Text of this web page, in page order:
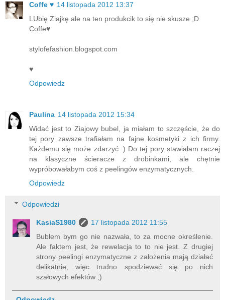
Coffe ♥ 14 listopada 2012 13:37
LUbię Ziajkę ale na ten produkcik to się nie skusze ;D
Coffe♥
stylofefashion.blogspot.com
♥
Odpowiedz
Paulina 14 listopada 2012 15:34
Widać jest to Ziajowy bubel, ja miałam to szczęście, że do
tej pory zawsze trafiałam na fajne kosmetyki z ich firmy.
Każdemu się może zdarzyć :) Do tej pory stawiałam raczej
na klasyczne ścieracze z drobinkami, ale chętnie
wypróbowałabym coś z peelingów enzymatycznych.
Odpowiedz
Odpowiedzi
KasiaS1980
17 listopada 2012 11:55
Bublem bym go nie nazwała, to za mocne określenie.
Ale faktem jest, że rewelacja to to nie jest. Z drugiej
strony peelingi enzymatyczne z założenia mają działać
delikatnie, więc trudno spodziewać się po nich
szałowych efektów ;)